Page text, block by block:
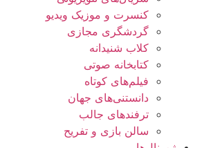
کنسرت و موزیک ویدیو
گردشگری مجازی
کلاب شنیدانه
کتابخانه صوتی
فیلم‌های کوتاه
دانستنی‌های جهان
ترفندهای جالب
سالن بازی و تفریح